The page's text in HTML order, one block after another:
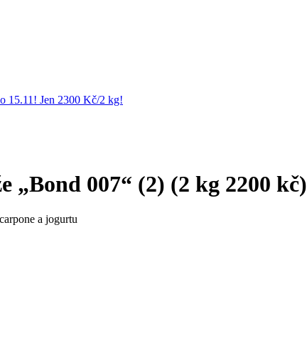
15.11! Jen 2300 Kč/2 kg!
007“ (2) (2 kg 2200 kč)
a jogurtu